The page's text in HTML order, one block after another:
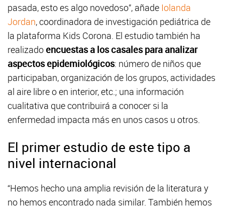
pasada, esto es algo novedoso”, añade Iolanda
Jordan, coordinadora de investigación pediátrica de
la plataforma Kids Corona. El estudio también ha
realizadoencuestas a los casales para analizar
aspectos epidemiológicos: número de niños que
participaban, organización de los grupos, actividades
al aire libre o en interior, etc.; una información
cualitativa que contribuirá a conocer si la
enfermedad impacta más en unos casos u otros.
El primer estudio de este tipo a
nivel internacional
“Hemos hecho una amplia revisión de la literatura y
no hemos encontrado nada similar. También hemos